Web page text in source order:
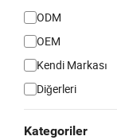
ODM
OEM
Kendi Markası
Diğerleri
Kategoriler